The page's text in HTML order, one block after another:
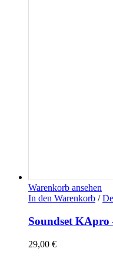
Warenkorb ansehen
In den Warenkorb /
Soundset KApro
29,00 €